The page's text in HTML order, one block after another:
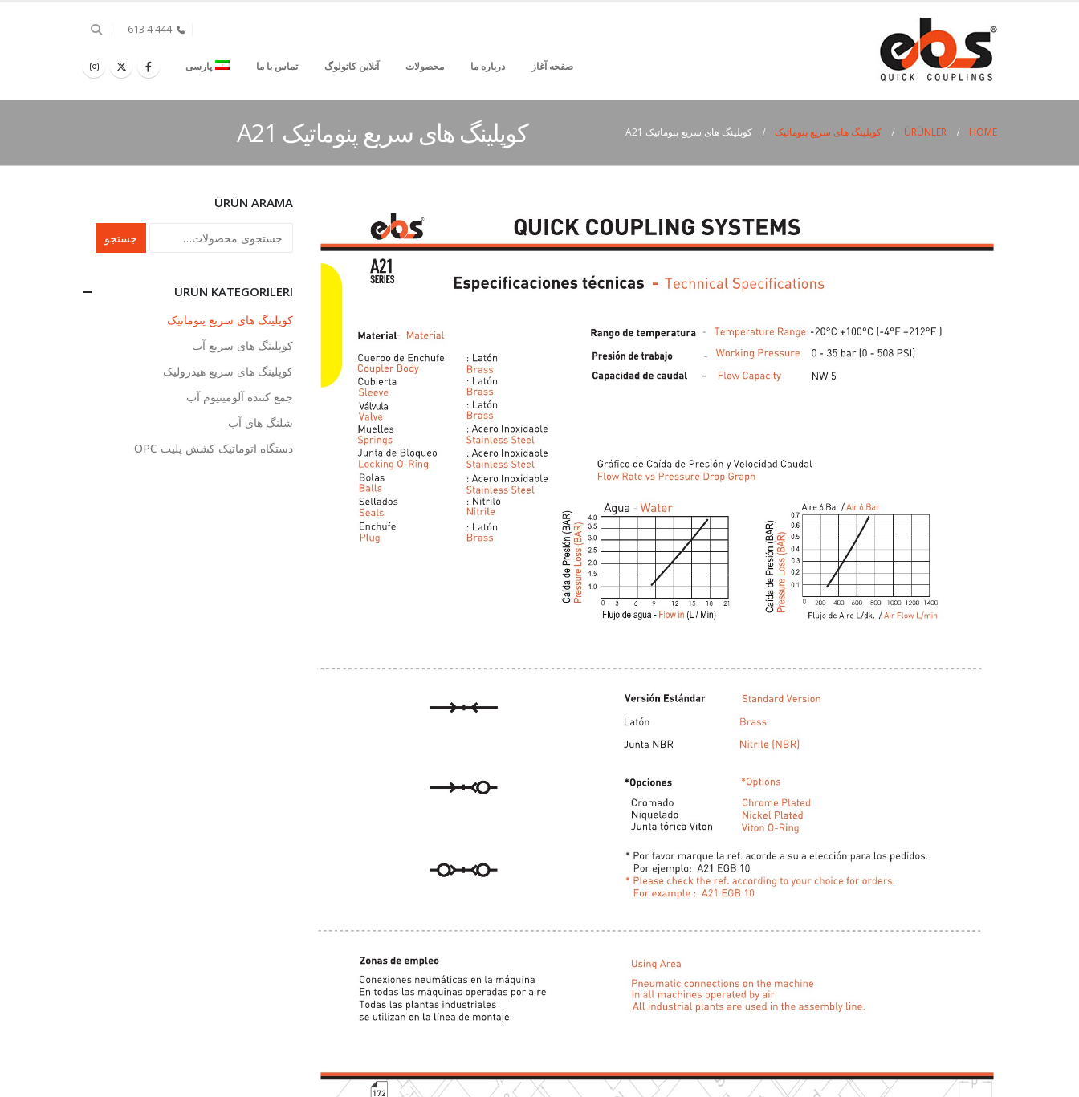
444 4 613
صفحه آغاز درباره ما محصولات آنلاین کاتولوگ تماس با ما پارسی
HOME
ÜRÜNLER کوپلینگ های سریع پنوماتیک کوپلینگ های سریع پنوماتیک A21 کوپلینگ های سریع پنوماتیک A21
ÜRÜN ARAMA
جستجو
ÜRÜN KATEGORILERI
کوپلینگ های سریع پنوماتیک
کوپلینگ های سریع آب
کوپلینگ های سریع هیدرولیک
جمع کننده آلومینیوم آب
شلنگ های آب
دستگاه اتوماتیک کشش پلیت OPC